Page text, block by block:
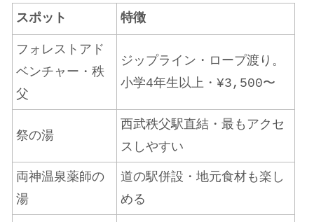
スポット
特徴
フォレストアド
ベンチャー・秩
父
ジップライン・ロープ渡り。
小学4年生以上・¥3,500〜
祭の湯
西武秩父駅直結・最もアクセ
スしやすい
両神温泉薬師の
湯
道の駅併設・地元食材も楽し
める